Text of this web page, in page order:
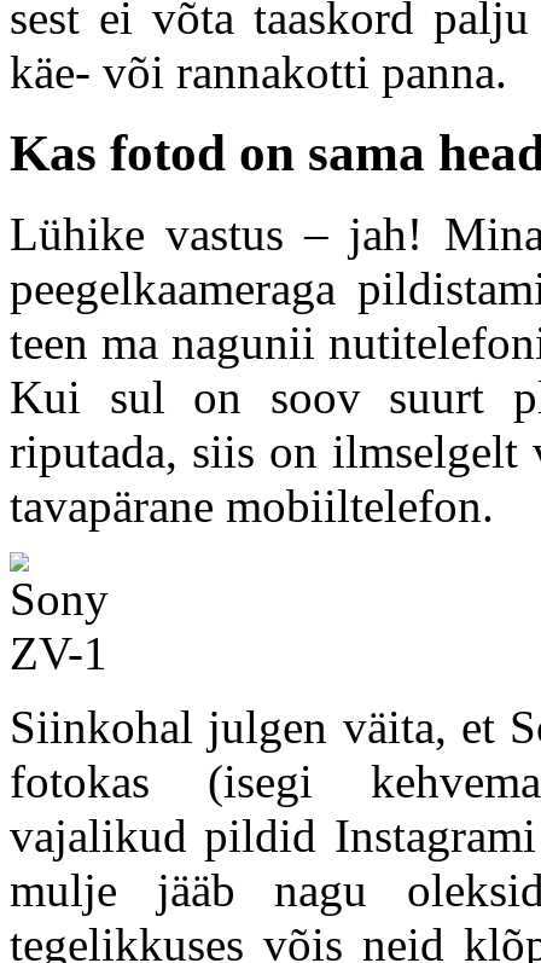
sest ei võta taaskord
käe- või rannakotti panna.
Kas fotod on sama
Lühike vastus – jah!
peegelkaameraga
teen ma nagunii
Kui sul on soov suurt
riputada, siis on
tavapärane mobiiltelefon.
Siinkohal julgen väita, et
fotokas (isegi
vajalikud pildid Instagrami
mulje jääb nagu
tegelikkuses võis neid